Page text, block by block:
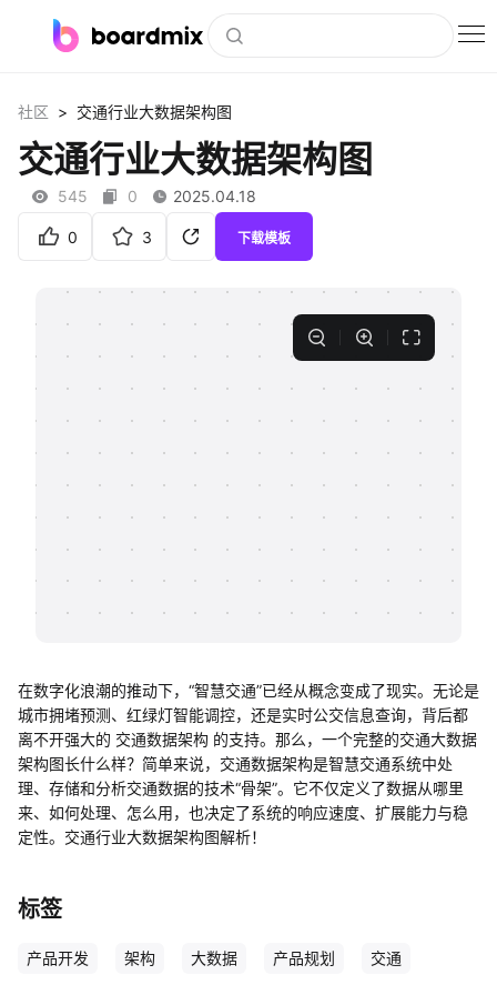
社区资源
下载
知识分享社区
社区 > 交通行业大数据架构图
交通行业大数据架构图
545 0 2025.04.18
0 3 下载模板
在数字化浪潮的推动下，“智慧交通”已经从概念变成了现实。无论是
城市拥堵预测、红绿灯智能调控，还是实时公交信息查询，背后都
离不开强大的 交通数据架构 的支持。那么，一个完整的交通大数据
架构图长什么样？简单来说，交通数据架构是智慧交通系统中处
理、存储和分析交通数据的技术“骨架”。它不仅定义了数据从哪里
来、如何处理、怎么用，也决定了系统的响应速度、扩展能力与稳
定性。交通行业大数据架构图解析！
标签
产品开发 架构 大数据 产品规划 交通